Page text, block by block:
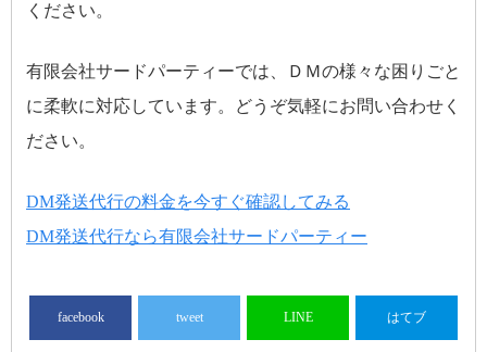
ください。
有限会社サードパーティーでは、ＤＭの様々な困りごと
に柔軟に対応しています。どうぞ気軽にお問い合わせく
ださい。
DM発送代行の料金を今すぐ確認してみる
DM発送代行なら有限会社サードパーティー
facebook tweet LINE はてブ